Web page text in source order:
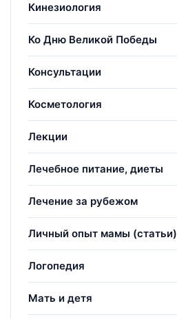
Кинезиология
Ко Дню Великой Победы
Консультации
Косметология
Лекции
Лечебное питание, диеты
Лечение за рубежом
Личный опыт мамы (статьи)
Логопедия
Мать и детя